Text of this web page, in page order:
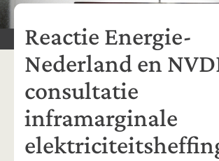
Reactie Energie-
Nederland en
consultatie
inframarginale